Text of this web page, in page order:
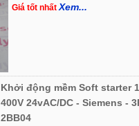
Giá tốt nhấtXem...
Khởi động mềm Soft starter
400V 24vAC/DC - Siemens -
2BB04